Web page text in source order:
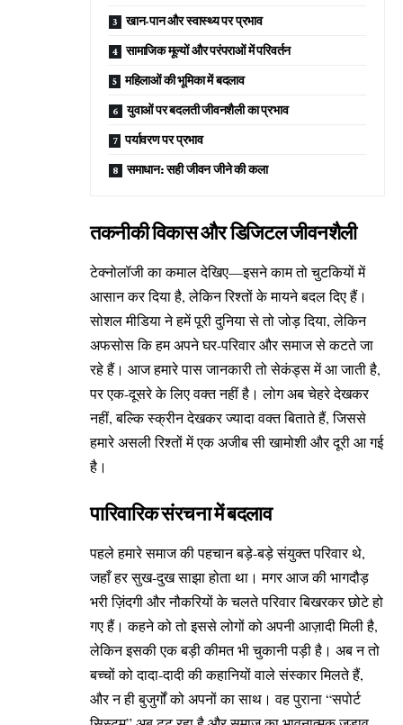
खान-पान और स्वास्थ्य पर प्रभाव
सामाजिक मूल्यों और परंपराओं में परिवर्तन
महिलाओं की भूमिका में बदलाव
युवाओं पर बदलती जीवनशैली का प्रभाव
पर्यावरण पर प्रभाव
समाधान: सही जीवन जीने की कला
तकनीकी विकास और डिजिटल जीवनशैली
टेक्नोलॉजी का कमाल देखिए—इसने काम तो चुटकियों में
आसान कर दिया है, लेकिन रिश्तों के मायने बदल दिए हैं।
सोशल मीडिया ने हमें पूरी दुनिया से तो जोड़ दिया, लेकिन
अफसोस कि हम अपने घर-परिवार और समाज से कटते जा
रहे हैं। आज हमारे पास जानकारी तो सेकंड्स में आ जाती है,
पर एक-दूसरे के लिए वक्त नहीं है। लोग अब चेहरे देखकर
नहीं, बल्कि स्क्रीन देखकर ज्यादा वक्त बिताते हैं, जिससे
हमारे असली रिश्तों में एक अजीब सी खामोशी और दूरी आ गई
है।
पारिवारिक संरचना में बदलाव
पहले हमारे समाज की पहचान बड़े-बड़े संयुक्त परिवार थे,
जहाँ हर सुख-दुख साझा होता था। मगर आज की भागदौड़
भरी ज़िंदगी और नौकरियों के चलते परिवार बिखरकर छोटे हो
गए हैं। कहने को तो इससे लोगों को अपनी आज़ादी मिली है,
लेकिन इसकी एक बड़ी कीमत भी चुकानी पड़ी है। अब न तो
बच्चों को दादा-दादी की कहानियों वाले संस्कार मिलते हैं,
और न ही बुजुर्गों को अपनों का साथ। वह पुराना “सपोर्ट